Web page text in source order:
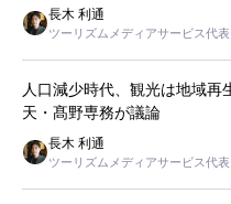
長木 利通
ツーリズムメディアサービス代
人口減少時代、観光は地域
天・髙野専務が議論
長木 利通
ツーリズムメディアサービス代